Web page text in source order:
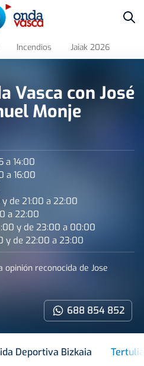
Incendios Jaiak 2026
Vasca con José
Monje
a 14:00
a 16:00
de 21:00 a 22:00
a 22:00
y de 23:00 a 00:00
y de 22:00 a 23:00
reconocida de Jose
688 854 852
Deportiva Bizkaia